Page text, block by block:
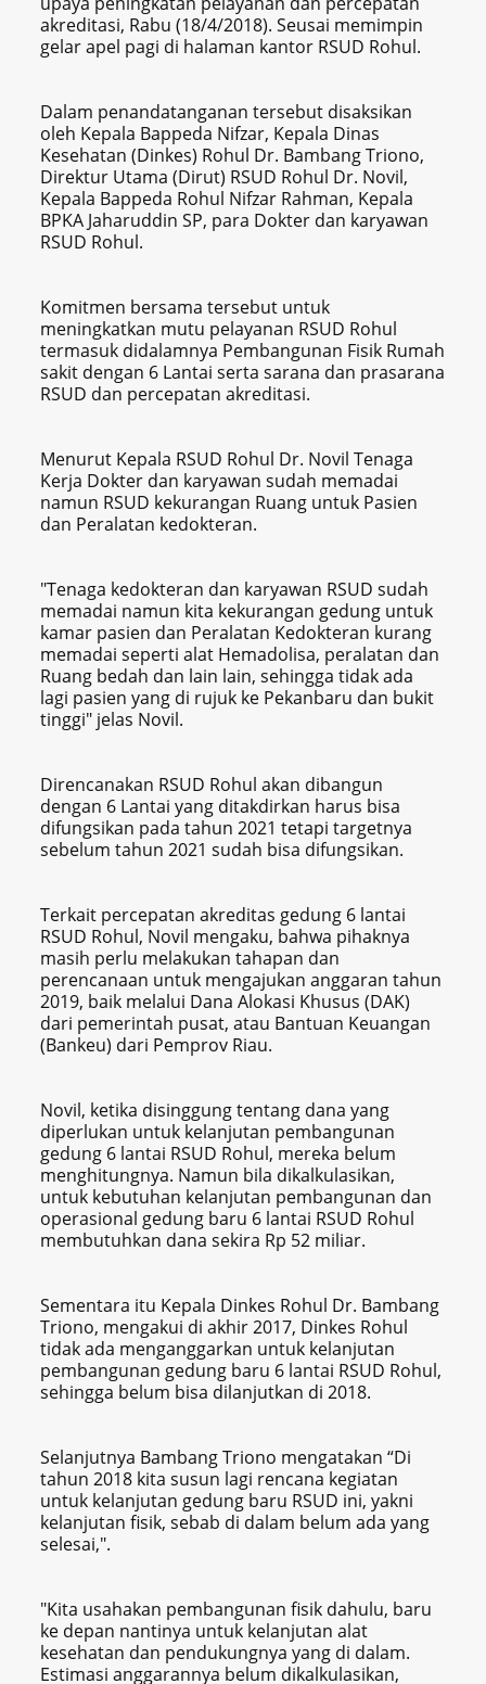
akreditasi, Rabu (18/4/2018). Seusai memimpin
gelar apel pagi di halaman kantor RSUD Rohul.
Dalam penandatanganan tersebut disaksikan
oleh Kepala Bappeda Nifzar, Kepala Dinas
Kesehatan (Dinkes) Rohul Dr. Bambang Triono,
Direktur Utama (Dirut) RSUD Rohul Dr. Novil,
Kepala Bappeda Rohul Nifzar Rahman, Kepala
BPKA Jaharuddin SP, para Dokter dan karyawan
RSUD Rohul.
Komitmen bersama tersebut untuk
meningkatkan mutu pelayanan RSUD Rohul
termasuk didalamnya Pembangunan Fisik Rumah
sakit dengan 6 Lantai serta sarana dan prasarana
RSUD dan percepatan akreditasi.
Menurut Kepala RSUD Rohul Dr. Novil Tenaga
Kerja Dokter dan karyawan sudah memadai
namun RSUD kekurangan Ruang untuk Pasien
dan Peralatan kedokteran.
"Tenaga kedokteran dan karyawan RSUD sudah
memadai namun kita kekurangan gedung untuk
kamar pasien dan Peralatan Kedokteran kurang
memadai seperti alat Hemadolisa, peralatan dan
Ruang bedah dan lain lain, sehingga tidak ada
lagi pasien yang di rujuk ke Pekanbaru dan bukit
tinggi" jelas Novil.
Direncanakan RSUD Rohul akan dibangun
dengan 6 Lantai yang ditakdirkan harus bisa
difungsikan pada tahun 2021 tetapi targetnya
sebelum tahun 2021 sudah bisa difungsikan.
Terkait percepatan akreditas gedung 6 lantai
RSUD Rohul, Novil mengaku, bahwa pihaknya
masih perlu melakukan tahapan dan
perencanaan untuk mengajukan anggaran tahun
2019, baik melalui Dana Alokasi Khusus (DAK)
dari pemerintah pusat, atau Bantuan Keuangan‎
(Bankeu) dari Pemprov Riau.
Novil, ketika disinggung tentang dana yang
diperlukan untuk kelanjutan pembangunan
gedung 6 lantai RSUD Rohul, mereka belum
menghitungnya. Namun bila dikalkulasikan,
untuk kebutuhan kelanjutan pembangunan dan
operasional gedung baru 6 lantai RSUD Rohul
membutuhkan dana sekira Rp‎ 52 miliar.
Sementara itu Kepala Dinkes Rohul Dr. Bambang
Triono, mengakui di akhir 2017, Dinkes Rohul
tidak ada‎ menganggarkan untuk kelanjutan
pembangunan gedung baru 6 lantai RSUD Rohul,
sehingga belum bisa dilanjutkan di 2018.
Selanjutnya Bambang Triono mengatakan “Di
tahun 2018 kita susun lagi rencana kegiatan
untuk kelanjutan gedung baru RSUD ini, yakni
kelanjutan fisik, sebab di dalam belum ada yang
selesai,".
"Kita usahakan pembangunan fisik dahulu, baru
ke depan nantinya untuk kelanjutan alat
kesehatan dan pendukungnya yang di dalam.
Estimasi anggarannya belum dikalkulasikan,